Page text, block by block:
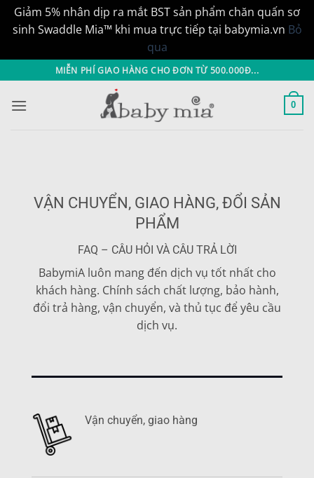
Giảm 5% nhân dịp ra mắt BST sản phẩm chăn quấn sơ
sinh Swaddle Mia™ khi mua trực tiếp tại babymia.vn Bỏ
qua
qua
nội
MIỄN PHÍ GIAO HÀNG CHO ĐƠN TỪ 500.000Đ...
0
VẬN CHUYỂN, GIAO HÀNG, ĐỔI SẢN
PHẨM
FAQ – CÂU HỎI VÀ CÂU TRẢ LỜI
BabymiA luôn mang đến dịch vụ tốt nhất cho
khách hàng. Chính sách chất lượng, bảo hành,
đổi trả hàng, vận chuyển, và thủ tục để yêu cầu
dịch vụ.
Vận chuyển, giao hàng